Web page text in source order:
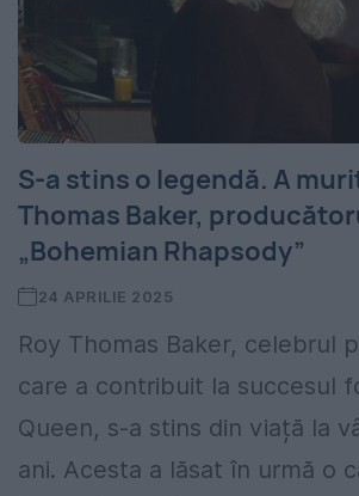
S-a stins o legendă. A
Thomas Baker,
„Bohemian Rhapsody”
24 APRILIE 2025
Roy Thomas Baker, celebrul
care a contribuit la succesul
Queen, s-a stins din viață la
ani. Acesta a lăsat în urmă o